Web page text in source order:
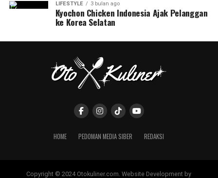
LIFESTYLE 3 bulan ago
Kyochon Chicken Indonesia Ajak Pelanggan
ke Korea Selatan
HOME PEDOMAN MEDIA SIBER REDAKSI
Copyright © 2024 Otokuliner.com. Website Development by